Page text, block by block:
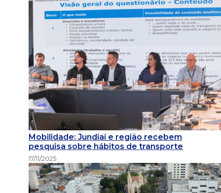
Mobilidade: Jundiaí e região recebem
pesquisa sobre hábitos de transporte
17/11/2025